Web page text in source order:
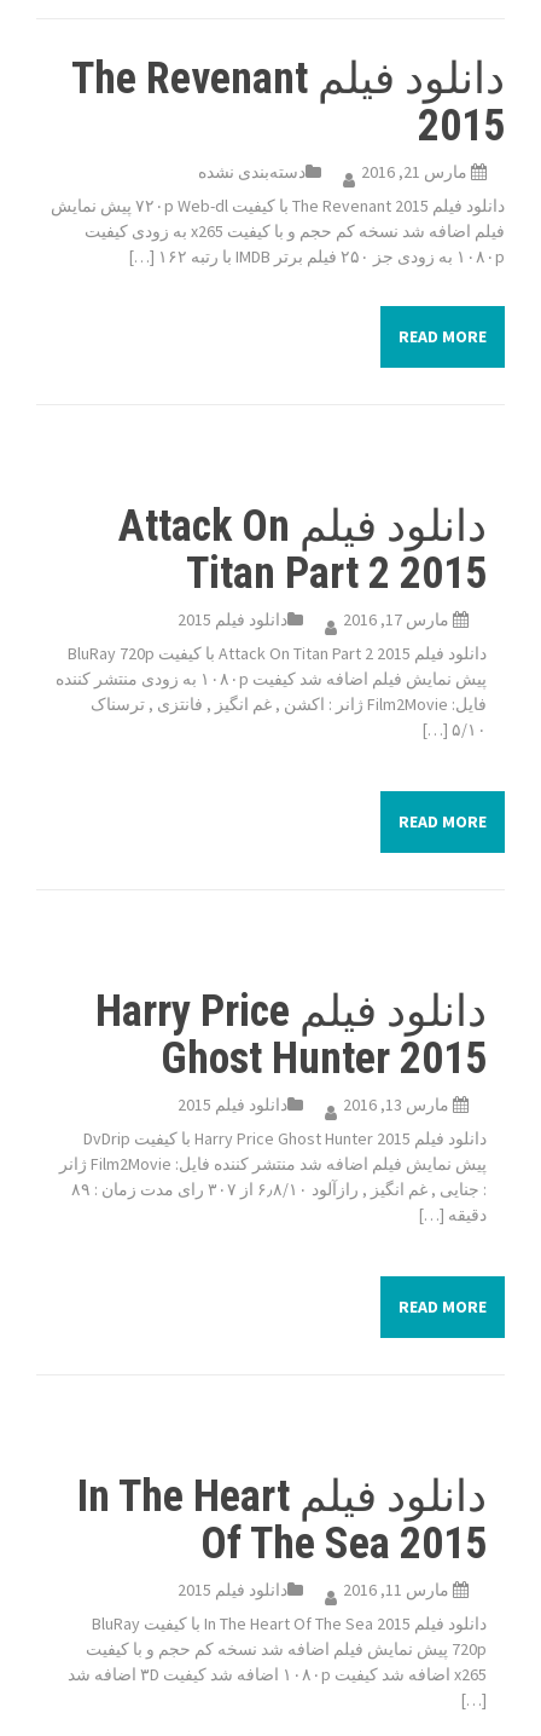
دانلود فیلم The Revenant
2015
مارس 21, 2016
دسته‌بندی نشده
دانلود فیلم The Revenant 2015 با کیفیت ۷۲۰p Web-dl پیش نمایش
فیلم اضافه شد نسخه کم حجم و با کیفیت x265 به زودی کیفیت
۱۰۸۰p به زودی جز ۲۵۰ فیلم برتر IMDB با رتبه ۱۶۲ […]
READ MORE
دانلود فیلم Attack On
Titan Part 2 2015
مارس 17, 2016
دانلود فیلم 2015
دانلود فیلم Attack On Titan Part 2 2015 با کیفیت BluRay 720p
پیش نمایش فیلم اضافه شد کیفیت ۱۰۸۰p به زودی منتشر کننده
فایل: Film2Movie ژانر : اکشن , غم انگیز , فانتزی , ترسناک
۵/۱۰ […]
READ MORE
دانلود فیلم Harry Price
Ghost Hunter 2015
مارس 13, 2016
دانلود فیلم 2015
دانلود فیلم Harry Price Ghost Hunter 2015 با کیفیت DvDrip
پیش نمایش فیلم اضافه شد منتشر کننده فایل: Film2Movie ژانر
: جنایی , غم انگیز , رازآلود ۶٫۸/۱۰ از ۳۰۷ رای مدت زمان : ۸۹
دقیقه […]
READ MORE
دانلود فیلم In The Heart
Of The Sea 2015
مارس 11, 2016
دانلود فیلم 2015
دانلود فیلم In The Heart Of The Sea 2015 با کیفیت BluRay
720p پیش نمایش فیلم اضافه شد نسخه کم حجم و با کیفیت
x265 اضافه شد کیفیت ۱۰۸۰p اضافه شد کیفیت ۳D اضافه شد
[…]